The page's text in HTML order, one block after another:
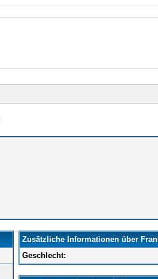
Zusätzliche Informationen über
Geschlecht: